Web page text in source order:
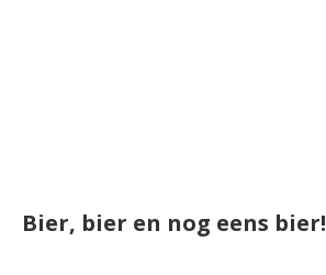
Bier, bier en nog eens bier!